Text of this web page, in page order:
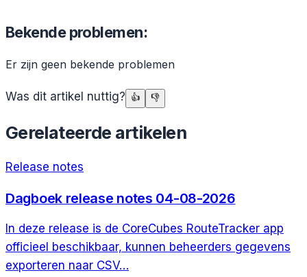
Bekende problemen:
Er zijn geen bekende problemen
Was dit artikel nuttig? 👍 👎
Gerelateerde artikelen
Release notes
Dagboek release notes 04-08-2026
In deze release is de CoreCubes RouteTracker app
officieel beschikbaar, kunnen beheerders gegevens
exporteren naar CSV…